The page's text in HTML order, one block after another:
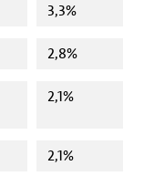
3,3%
2,8%
2,1%
2,1%